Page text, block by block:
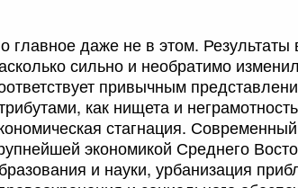
главное даже не в этом.
сильно и необратимо
привычным
как нищета и
стагнация.
экономикой Среднего
и науки, урбанизация